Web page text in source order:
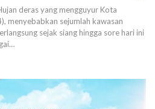
deras yang mengguyur Kota
menyebabkan sejumlah kawasan
sejak siang hingga sore hari ini